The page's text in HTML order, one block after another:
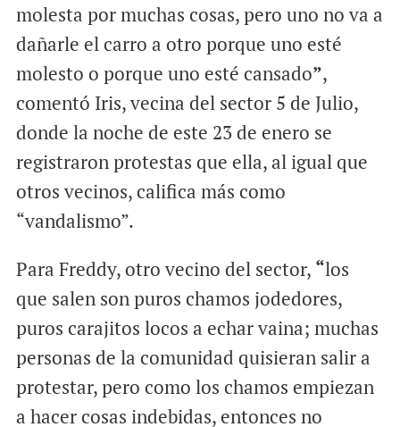
molesta por muchas cosas, pero uno no va a
dañarle el carro a otro porque uno esté
molesto o porque uno esté cansado”,
comentó Iris, vecina del sector 5 de Julio,
donde la noche de este 23 de enero se
registraron protestas que ella, al igual que
otros vecinos, califica más como
“vandalismo”.
Para Freddy, otro vecino del sector, “los
que salen son puros chamos jodedores,
puros carajitos locos a echar vaina; muchas
personas de la comunidad quisieran salir a
protestar, pero como los chamos empiezan
a hacer cosas indebidas, entonces no